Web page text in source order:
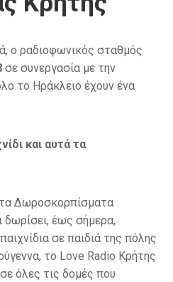
ο ραδιοφωνικός σταθμός
σε συνεργασία με την
το Ηράκλειο έχουν ένα
και αυτά τα
Δωροσκορπίσματα
δωρίσει, έως σήμερα,
σε παιδιά της πόλης
το Love Radio Kρήτης
όλες τις δομές που